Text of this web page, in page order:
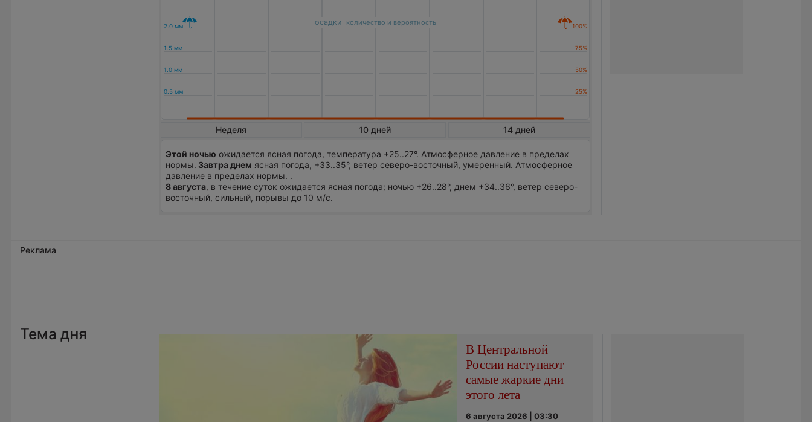
осадки количество и вероятность
Неделя 10 дней 14 дней
Этой ночью ожидается ясная погода, температура +25..27°. Атмосферное давление в пределах
нормы. Завтра днем ясная погода, +33..35°, ветер северо-восточный, умеренный. Атмосферное
давление в пределах нормы. .
8 августа, в течение суток ожидается ясная погода; ночью +26..28°, днем +34..36°, ветер северо-
восточный, сильный, порывы до 10 м/с.
Реклама
Тема дня
В Центральной
России наступают
самые жаркие дни
этого лета
6 августа 2026 | 03:30